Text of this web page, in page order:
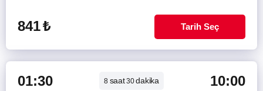
841₺ Tarih Seç
01:30 8 saat30dakika 10:00